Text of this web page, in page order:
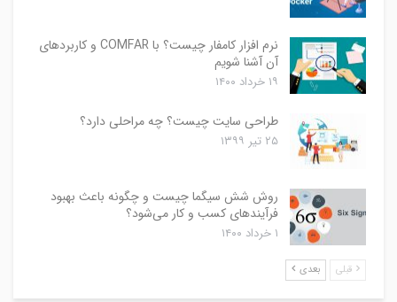
نرم افزار کامفار چیست؟ با COMFAR و کاربردهای
آن آشنا شویم
۱۹ خرداد ۱۴۰۰
طراحی سایت چیست؟ چه مراحلی دارد؟
۲۵ تیر ۱۳۹۹
روش شش سیگما چیست و چگونه باعث بهبود
فرآیندهای کسب و کار می‌شود؟
۱ خرداد ۱۴۰۰
قبلی بعدی